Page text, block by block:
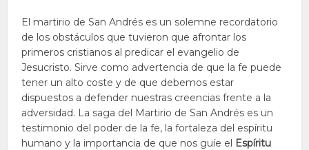
El martirio de San Andrés es un solemne recordatorio
de los obstáculos que tuvieron que afrontar los
primeros cristianos al predicar el evangelio de
Jesucristo. Sirve como advertencia de que la fe puede
tener un alto coste y de que debemos estar
dispuestos a defender nuestras creencias frente a la
adversidad. La saga del Martirio de San Andrés es un
testimonio del poder de la fe, la fortaleza del espíritu
humano y la importancia de que nos guíe el Espíritu